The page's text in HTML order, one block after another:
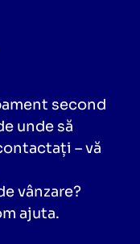
second
unde să
– vă
vânzare?
ajuta.